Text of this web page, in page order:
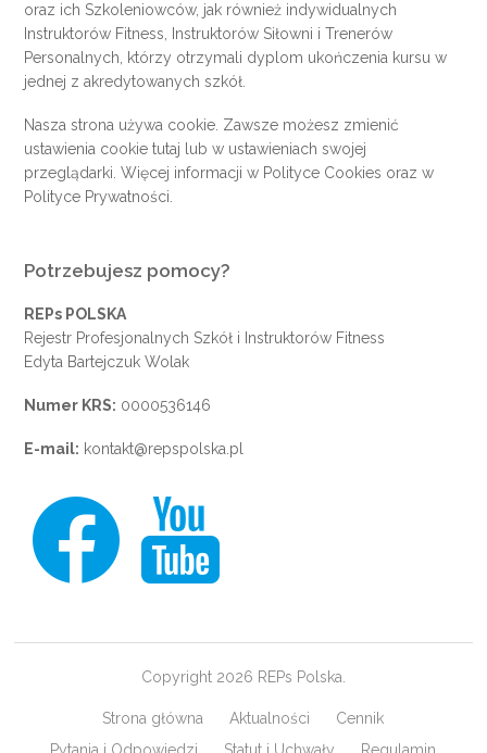
oraz ich Szkoleniowców, jak również indywidualnych
Instruktorów Fitness, Instruktorów Siłowni i Trenerów
Personalnych, którzy otrzymali dyplom ukończenia kursu w
jednej z akredytowanych szkół.
Nasza strona używa cookie. Zawsze możesz zmienić
ustawienia cookietutaj lub w ustawieniach swojej
przeglądarki. Więcej informacji w Polityce Cookies oraz w
Polityce Prywatności
Potrzebujesz pomocy?
REPs POLSKA
Rejestr Profesjonalnych Szkół i Instruktorów Fitness
Edyta Bartejczuk Wolak
Numer KRS: 0000536146
E-mail: kontakt@repspolska.pl
Copyright 2026 REPs Polska.
Strona główna Aktualności
Cennik